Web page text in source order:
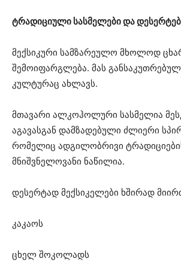
ტრადიციული სასმელები და
მექსიკური სამზარეულო მხოლოდ
შემოიფარგლება. მას
კულტურაც ახლავს.
მთავარი ალკოჰოლური სასმელია
აგავასგან დამზადებული ძლიერი
რომელიც ადგილობრივი
მნიშვნელოვანი ნაწილია.
დესერტად მექსიკელები ხშირად
კაკაოს
ცხელ შოკოლადს